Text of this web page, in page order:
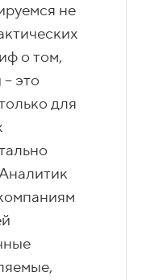
не
о том,
это
для